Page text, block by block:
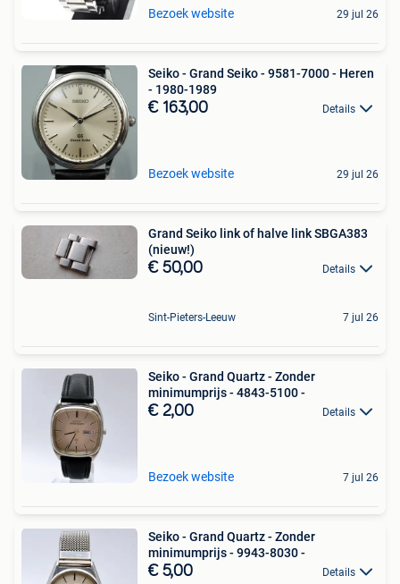
Bezoek website 29 jul 26
Seiko - Grand Seiko - 9581-7000 - Heren
- 1980-1989
€ 163,00 Details
Bezoek website 29 jul 26
Grand Seiko link of halve link SBGA383
(nieuw!)
€ 50,00 Details
Sint-Pieters-Leeuw 7 jul 26
Seiko - Grand Quartz - Zonder
minimumprijs - 4843-5100 -
€ 2,00 Details
Bezoek website 7 jul 26
Seiko - Grand Quartz - Zonder
minimumprijs - 9943-8030 -
€ 5,00 Details